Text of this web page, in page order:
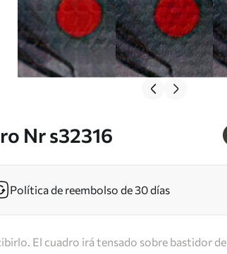
Nr s32316
Política de reembolso de 30 días
El cuadro irá tensado sobre bastidor de